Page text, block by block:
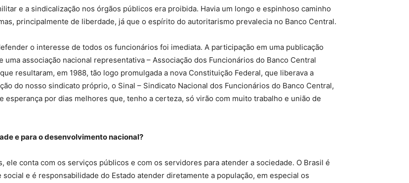
dos
Funcionários
do
e a sindicalização nos órgãos públicos era proibida. Havia um longo e espinhoso caminho
principalmente de liberdade, já que o espírito do autoritarismo prevalecia no Banco Central.
o interesse de todos os funcionários foi imediata. A participação em uma publicação
associação nacional representativa – Associação dos Funcionários do Banco Central
resultaram, em 1988, tão logo promulgada a nova Constituição Federal, que liberava a
do nosso sindicato próprio, o Sinal – Sindicato Nacional dos Funcionários do Banco Central,
esperança por dias melhores que, tenho a certeza, só virão com muito trabalho e união de
e para o desenvolvimento nacional?
ele conta com os serviços públicos e com os servidores para atender a sociedade. O Brasil é
e é responsabilidade do Estado atender diretamente a população, em especial os